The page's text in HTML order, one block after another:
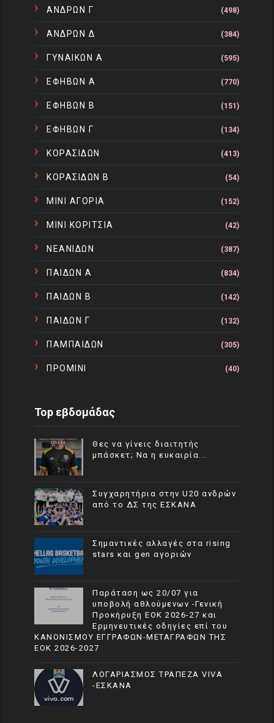
ΑΝΔΡΩΝ Γ (498)
ΑΝΔΡΩΝ Δ (384)
ΓΥΝΑΙΚΩΝ Α (595)
ΕΦΗΒΩΝ Α (770)
ΕΦΗΒΩΝ Β (151)
ΕΦΗΒΩΝ Γ (134)
ΚΟΡΑΣΙΔΩΝ (413)
ΚΟΡΑΣΙΔΩΝ Β (54)
ΜΙΝΙ ΑΓΟΡΙΑ (152)
ΜΙΝΙ ΚΟΡΙΤΣΙΑ (42)
ΝΕΑΝΙΔΩΝ (387)
ΠΑΙΔΩΝ Α (834)
ΠΑΙΔΩΝ Β (142)
ΠΑΙΔΩΝ Γ (132)
ΠΑΜΠΑΙΔΩΝ (305)
ΠΡΟΜΙΝΙ (40)
Top εβδομάδας
Θες να γίνεις διαιτητής
μπάσκετ; Να η ευκαιρία...
Συγχαρητήρια στην U20 ανδρών
από το ΔΣ της ΕΣΚΑΝΑ
Σημαντικές αλλαγές στα rising
stars και gen αγοριών
Παράταση ως 20/07 για
υποβολή αθλούμενων -Γενική
Προκήρυξη ΕΟΚ 2026-27 και
Ερμηνευτικές οδηγίες επί του
ΚΑΝΟΝΙΣΜΟΥ ΕΓΓΡΑΦΩΝ-ΜΕΤΑΓΡΑΦΩΝ ΤΗΣ
ΕΟΚ 2026-2027
ΛΟΓΑΡΙΑΣΜΟΣ ΤΡΑΠΕΖΑ VIVA
-ΕΣΚΑΝΑ